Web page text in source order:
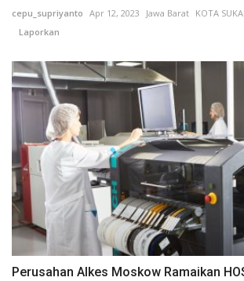
cepu_supriyanto Apr 12, 2023 Jawa Barat KOTA
Laporkan
Perusahan Alkes Moskow Ramaikan